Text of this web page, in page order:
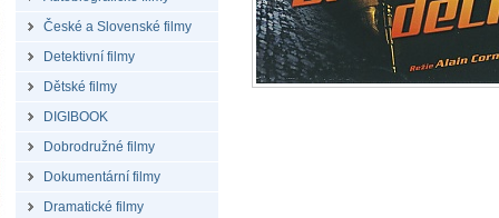
České a Slovenské filmy
Detektivní filmy
Dětské filmy
DIGIBOOK
Dobrodružné filmy
Dokumentární filmy
Dramatické filmy